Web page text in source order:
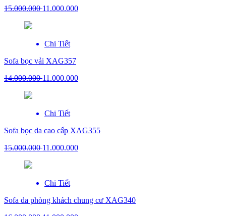
15.000.00011.000.000
Chi Tiết
Sofa bọc vải XAG357
14.000.00011.000.000
Chi Tiết
Sofa bọc da cao cấp XAG355
15.000.00011.000.000
Chi Tiết
Sofa da phòng khách chung cư XAG340